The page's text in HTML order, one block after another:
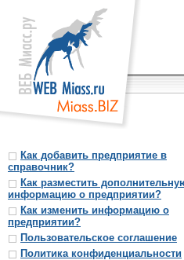
Как добавить предприятие в
справочник?
Как разместить
информацию о предприятии?
Как изменить информацию о
предприятии?
Пользовательское соглашение
Политика конфиденциальности